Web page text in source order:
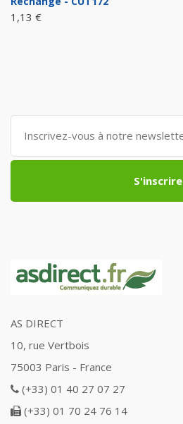
1,13 €
S'inscrire
AS DIRECT
10, rue Vertbois
75003 Paris - France
(+33) 01 40 27 07 27
(+33) 01 70 24 76 14